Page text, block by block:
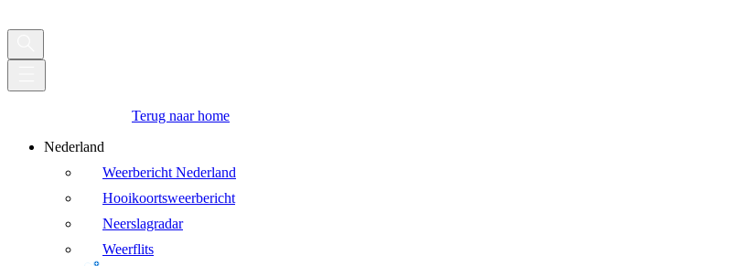
Terug naar home
Nederland
Weerbericht Nederland
Hooikoortsweerbericht
Neerslagradar
Weerflits